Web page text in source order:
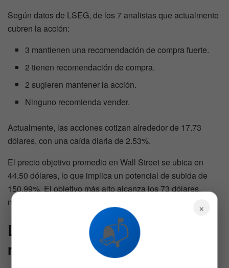
Según datos de LSEG, de los 7 analistas que actualmente
cubren la acción:
3 mantienen una recomendación de compra fuerte.
2 tienen recomendación de compra.
2 sugieren mantener la acción.
Ninguno recomienda vender.
Actualmente, las acciones cotizan alrededor de 17.73
dólares, con una caída diaria de 2.53%.
El precio objetivo promedio en Wall Street se ubica en
44.50 dólares, lo que implica un potencial de subida de
150.99%. El objetivo más alto alcanza los 73 dólares,
mientras que el más bajo se sitúa en 9 dólares.
Las acciones superan al
mercado en 2026
×
📬